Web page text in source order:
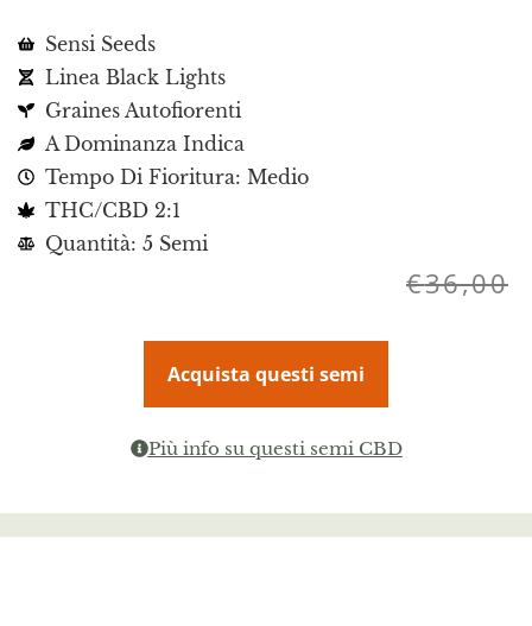
Sensi Seeds
Linea Black Lights
Graines Autofiorenti
A Dominanza Indica
Tempo Di Fioritura: Medio
THC/CBD 2:1
Quantità: 5 Semi
€36,00
Acquista questi semi
Più info su questi semi CBD